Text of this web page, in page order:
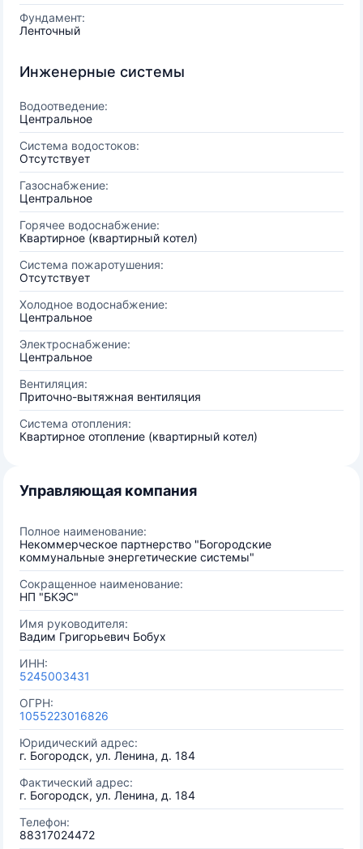
Фундамент:
Ленточный
Инженерные системы
Водоотведение:
Центральное
Система водостоков:
Отсутствует
Газоснабжение:
Центральное
Горячее водоснабжение:
Квартирное (квартирный котел)
Система пожаротушения:
Отсутствует
Холодное водоснабжение:
Центральное
Электроснабжение:
Центральное
Вентиляция:
Приточно-вытяжная вентиляция
Система отопления:
Квартирное отопление (квартирный котел)
Управляющая компания
Полное наименование:
Некоммерческое партнерство "Богородские
коммунальные энергетические системы"
Сокращенное наименование:
НП "БКЭС"
Имя руководителя:
Вадим Григорьевич Бобух
ИНН:
5245003431
ОГРН:
1055223016826
Юридический адрес:
г. Богородск, ул. Ленина, д. 184
Фактический адрес:
г. Богородск, ул. Ленина, д. 184
Телефон:
88317024472